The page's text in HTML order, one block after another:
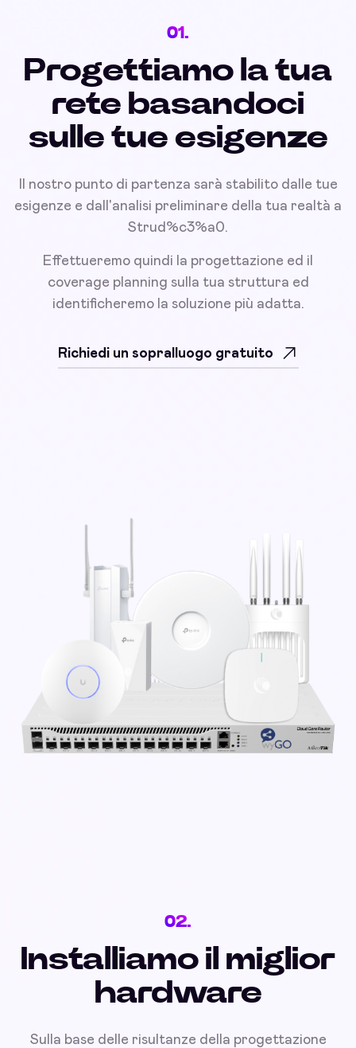
01.
Progettiamo la tua
rete basandoci
sulle tue esigenze
Il nostro punto di partenza sarà stabilito dalle tue
esigenze e dall'analisi preliminare della tua realtà a
Strud%c3%a0.
Effettueremo quindi la progettazione ed il
coverage planning sulla tua struttura ed
identificheremo la soluzione più adatta.
Richiedi un sopralluogo gratuito
02.
Installiamo il miglior
hardware
Sulla base delle risultanze della progettazione